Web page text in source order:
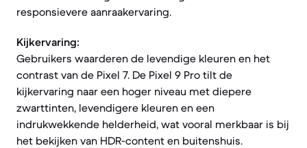
responsievere aanraakervaring.
Kijkervaring:
Gebruikers waarderen de levendige kleuren en het
contrast van de Pixel 7. De Pixel 9 Pro tilt de
kijkervaring naar een hoger niveau met diepere
zwarttinten, levendigere kleuren en een
indrukwekkende helderheid, wat vooral merkbaar is bij
het bekijken van HDR-content en buitenshuis.